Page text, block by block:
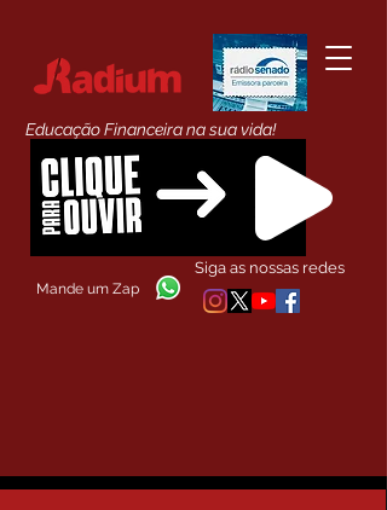
Educação Financeira na sua vida!
Siga as nossas redes
Mande um Zap